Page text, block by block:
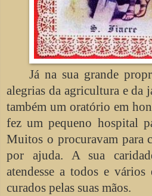
Já na sua grande
alegrias da agricultura e da
também um oratório em
fez um pequeno hospital
Muitos o procuravam para
por ajuda. A sua
atendesse a todos e vários
curados pelas suas mãos.